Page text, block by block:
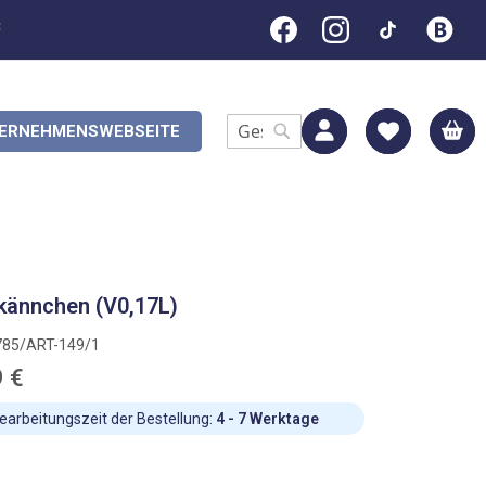
Search Search
(V0,17L)
ART-149/1
€
der Bestellung: 4 - 7 Werktage